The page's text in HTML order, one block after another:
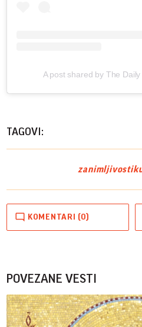
A post shared by The
TAGOVI:
zanimljivosti
KOMENTARI (0)
POVEZANE VESTI